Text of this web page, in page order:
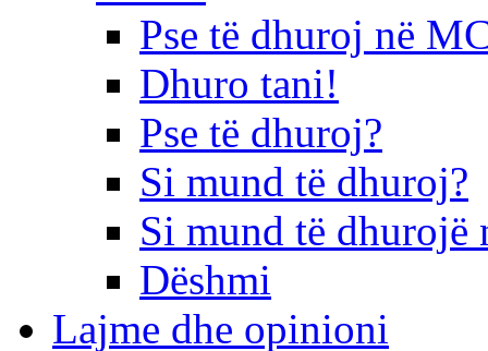
Pse të dhuroj në
Dhuro tani!
Pse të dhuroj?
Si mund të dhuroj?
Si mund të dhurojë
Dëshmi
Lajme dhe opinioni